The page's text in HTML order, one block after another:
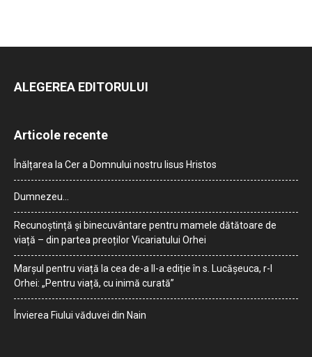
ALEGEREA EDITORULUI
Articole recente
Înălțarea la Cer a Domnului nostru Iisus Hristos
Dumnezeu…
Recunoștință și binecuvântare pentru mamele dătătoare de
viață – din partea preoților Vicariatului Orhei
Marșul pentru viață la cea de-a II-a ediție în s. Lucășeuca, r-l
Orhei: „Pentru viață, cu inimă curată”
Învierea Fiului văduvei din Nain